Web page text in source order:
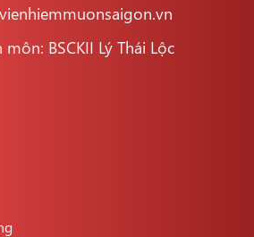
BSCKII Lý Thái Lộc